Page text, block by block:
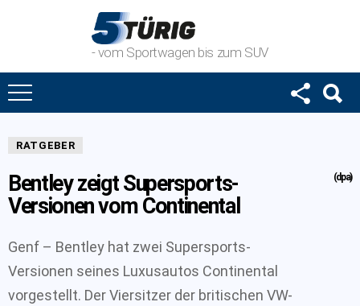
- vom Sportwagen bis zum SUV
RATGEBER
Bentley zeigt Supersports-
Versionen vom Continental
(dpa)
Genf – Bentley hat zwei Supersports-
Versionen seines Luxusautos Continental
vorgestellt. Der Viersitzer der britischen VW-